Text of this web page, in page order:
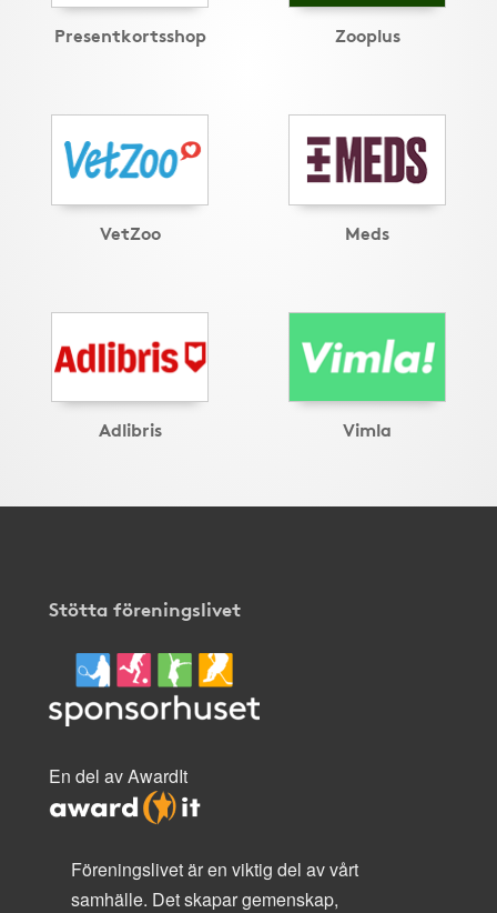
Presentkortsshop Zooplus
VetZoo Meds
Adlibris Vimla
Stötta föreningslivet
En del av AwardIt
Föreningslivet är en viktig del av vårt
samhälle. Det skapar gemenskap,